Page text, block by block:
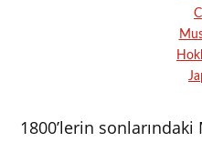
1800’lerin